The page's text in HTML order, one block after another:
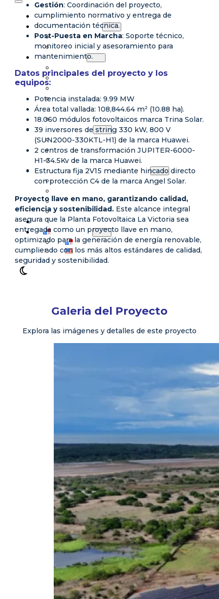
INICIO
QUINES SOMOS
NUESTRA EMPRESA
FUERZA LABORAL
SERVICIOS
SUMINISTRO
DISEÑO Y CONSTRUCCIÓN DE OBRAS
CIVILES
INSTALACIÓN Y PUESTA EN SERVICIO
PROYECTOS
PROYECTOS DE GENERACIÓN
PROYECTOS DE CONSTRUCCION
PROYECTOS INDUSTRIALES
MANTENIMIENTOS Y EQUIPOS
TIPOS DE MANTENIMIENTOS
DISTRIBUIDOR DE HYDAC
ALQUILER DE MAQUINARIA
NUESTROS CLIENTES
ESPAÑOL
ESPAÑOL
ENGLISH
Gestión: Coordinación del proyecto,
cumplimiento normativo y entrega de
documentación técnica.
Post-Puesta en Marcha: Soporte técnico,
monitoreo inicial y asesoramiento para
mantenimiento.
Datos principales del proyecto y los
equipos:
Potencia instalada: 9.99 MW
Área total vallada: 108,844.64 m² (10.88 ha).
18.060 módulos fotovoltaicos marca Trina Solar.
39 inversores de string 330 kW, 800 V
(SUN2000-330KTL-H1) de la marca Huawei.
2 centros de transformación JUPITER-6000-
H1-34.5Kv de la marca Huawei.
Estructura fija 2V15 mediante hincado directo
con protección C4 de la marca Angel Solar.
Proyecto llave en mano, garantizando calidad,
eficiencia y sostenibilidad. Este alcance integral
asegura que la Planta Fotovoltaica La Victoria sea
entregada como un proyecto llave en mano,
optimizado para la generación de energía renovable,
cumpliendo con los más altos estándares de calidad,
seguridad y sostenibilidad.
Galeria del Proyecto
Explora las imágenes y detalles de este proyecto